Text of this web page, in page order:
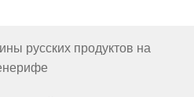
русских продуктов на